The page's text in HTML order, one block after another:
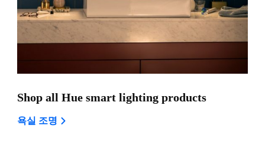
Shop all Hue smart lighting products
욕실 조명